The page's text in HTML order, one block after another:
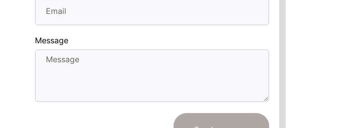
Message